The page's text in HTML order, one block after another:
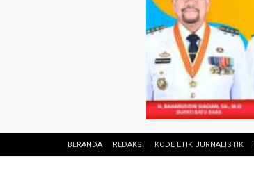
BERANDA REDAKSI KODE ETIK JURNALISTIK